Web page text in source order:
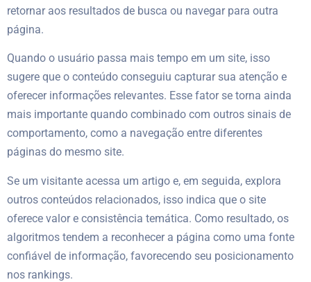
retornar aos resultados de busca ou navegar para outra
página.
Quando o usuário passa mais tempo em um site, isso
sugere que o conteúdo conseguiu capturar sua atenção e
oferecer informações relevantes. Esse fator se torna ainda
mais importante quando combinado com outros sinais de
comportamento, como a navegação entre diferentes
páginas do mesmo site.
Se um visitante acessa um artigo e, em seguida, explora
outros conteúdos relacionados, isso indica que o site
oferece valor e consistência temática. Como resultado, os
algoritmos tendem a reconhecer a página como uma fonte
confiável de informação, favorecendo seu posicionamento
nos rankings.